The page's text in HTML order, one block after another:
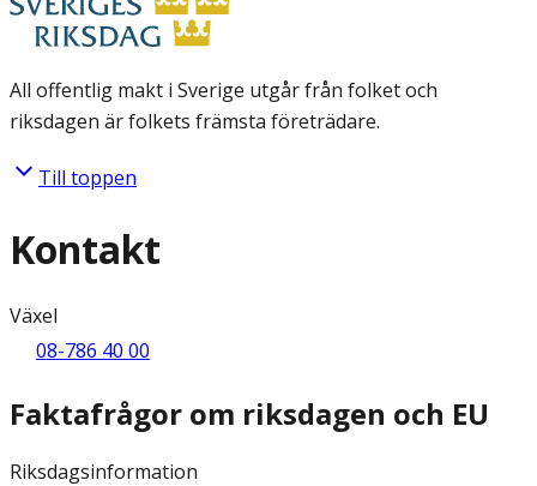
All offentlig makt i Sverige utgår från folket och
riksdagen är folkets främsta företrädare.
Till toppen
Kontakt
Växel
08-786 40 00
Faktafrågor om riksdagen och EU
Riksdagsinformation